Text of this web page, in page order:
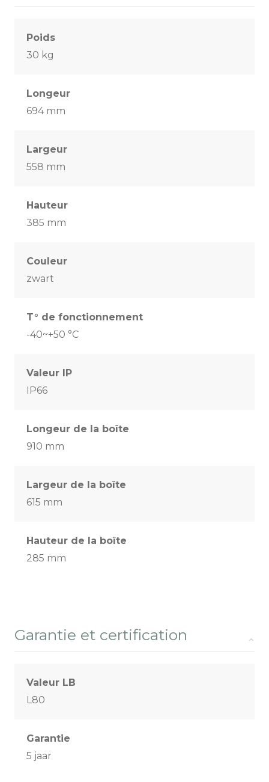
Poids
30 kg
Longeur
694 mm
Largeur
558 mm
Hauteur
385 mm
Couleur
zwart
T° de fonctionnement
-40~+50 °C
Valeur IP
IP66
Longeur de la boîte
910 mm
Largeur de la boîte
615 mm
Hauteur de la boîte
285 mm
Garantie et certification
Valeur LB
L80
Garantie
5 jaar